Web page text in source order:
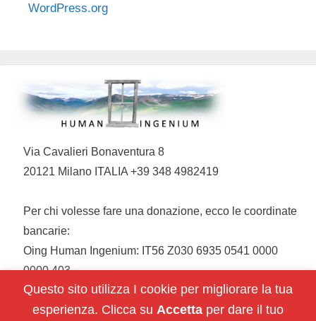
WordPress.org
Via Cavalieri Bonaventura 8
20121 Milano ITALIA +39 348 4982419
Per chi volesse fare una donazione, ecco le coordinate
bancarie:
Oing Human Ingenium: IT56 Z030 6935 0541 0000
0000 403
Restiamo in contatto:
Questo sito utilizza I cookie per migliorare la tua
esperienza. Clicca su Accetta per dare il tuo